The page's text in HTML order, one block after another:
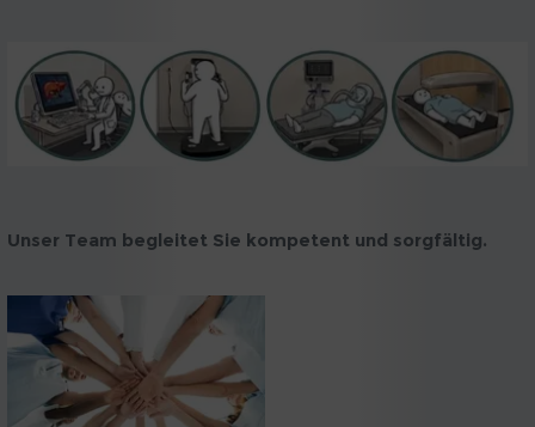
Unser Team begleitet Sie kompetent und sorgfältig.